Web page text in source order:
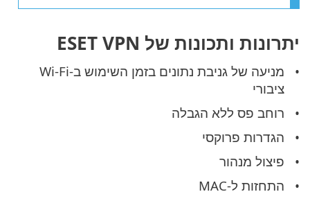
יתרונות ותכונות של ESET VPN
מניעה של גניבת נתונים בזמן השימוש ב-Wi-Fi
ציבורי
רוחב פס ללא הגבלה
הגדרות פרוקסי
פיצול מנהור
התחזות ל-MAC